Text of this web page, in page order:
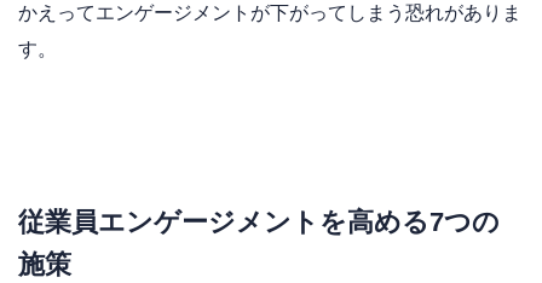
かえってエンゲージメントが下がってしまう恐れがありま
す。
従業員エンゲージメントを高める7つの
施策